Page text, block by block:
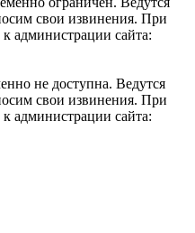
свои извинения. При
администрации сайта:
не доступна. Ведутся
свои извинения. При
администрации сайта: